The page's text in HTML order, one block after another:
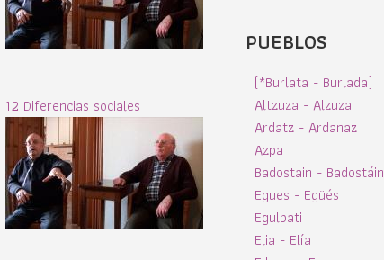
12 Diferencias sociales
PUEBLOS
(*Burlata - Burlada)
Altzuza - Alzuza
Ardatz - Ardanaz
Azpa
Badostain - Badostáin
Egues - Egüés
Egulbati
Elia - Elía